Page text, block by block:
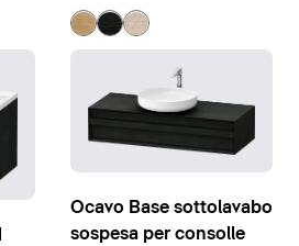
Ocavo Base sottolavabo
sospesa per consolle